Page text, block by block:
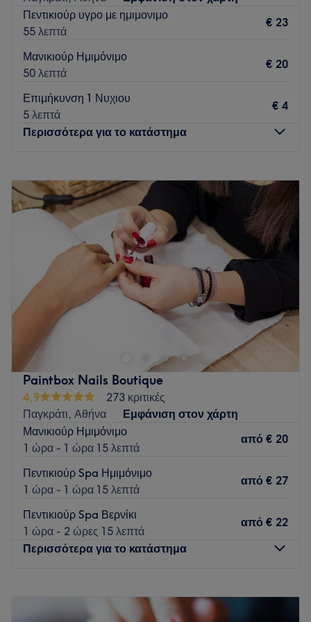
to intricate nail art and specialized treatments. Book your
appointment today and let us welcome you soon.
Πεντικιούρ υγρο με ημιμονιμο
55 λεπτά
€ 23
Μανικιούρ Ημιμόνιμο
50 λεπτά
€ 20
Επιμήκυνση 1 Νυχιου
5 λεπτά
€ 4
Περισσότερα για το κατάστημα
Τρίτη
10:00
18:00
Τετάρτη
21:00
Πέμπτη
21:00
Παρασκευή
10:00
21:00
Σάββατο
10:00–18:00
Κυριακή
Κλειστό
To eS Latina βρίσκεται στο κέντρο του παγκρατίου κοντα σε
συγκοινωνία και σας προσφέρει υπηρεσίες απο έμπειρο
Go to venue
Paintbox Nails Boutique
4,9
273 κριτικές
Παγκράτι, Αθήνα
Εμφάνιση στον χάρτη
Μανικιούρ Ημιμόνιμο
1 ώρα - 1 ώρα 15 λεπτά
από € 20
Πεντικιούρ Spa Ημιμόνιμο
1 ώρα - 1 ώρα 15 λεπτά
από € 27
Πεντικιούρ Spa Βερνίκι
1 ώρα - 2 ώρες 15 λεπτά
από € 22
Περισσότερα για το κατάστημα
10:00